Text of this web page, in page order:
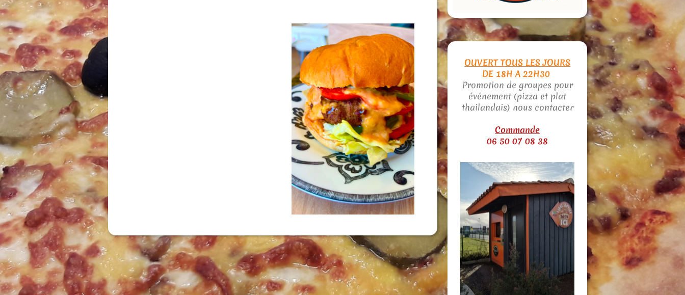
OUVERT TOUS LES JOURS
DE 18H A 22H30
Promotion de groupes pour
événement (pizza et plat
thailandais) nous contacter
Commande
06 50 07 08 38